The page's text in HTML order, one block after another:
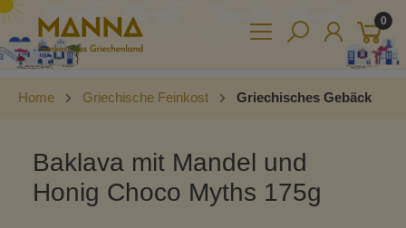
0
Home Griechische Feinkost Griechisches Gebäck
Baklava mit Mandel und
Honig Choco Myths 175g